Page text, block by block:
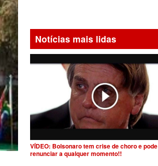
Notícias mais lidas
VÍDEO: Bolsonaro tem crise de choro e pode
renunciar a qualquer momento!!